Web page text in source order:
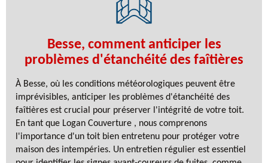
Besse, comment anticiper les
problèmes d'étanchéité des faîtières
À Besse, où les conditions météorologiques peuvent être
imprévisibles, anticiper les problèmes d'étanchéité des
faîtières est crucial pour préserver l'intégrité de votre toit.
En tant que Logan Couverture , nous comprenons
l'importance d'un toit bien entretenu pour protéger votre
maison des intempéries. Un entretien régulier est essentiel